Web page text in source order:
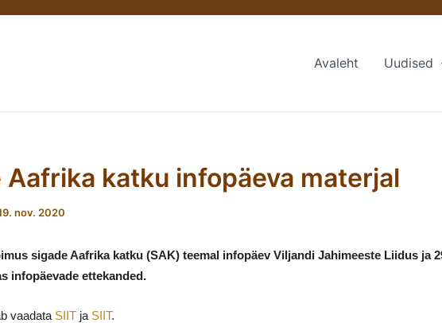
Avaleht Uudised
Aafrika katku infopäeva materjal
nov. 2020
sigade Aafrika katku (SAK) teemal infopäev Viljandi Jahimeeste Liidus ja
infopäevade ettekanded.
vaadata SIIT ja SIIT.